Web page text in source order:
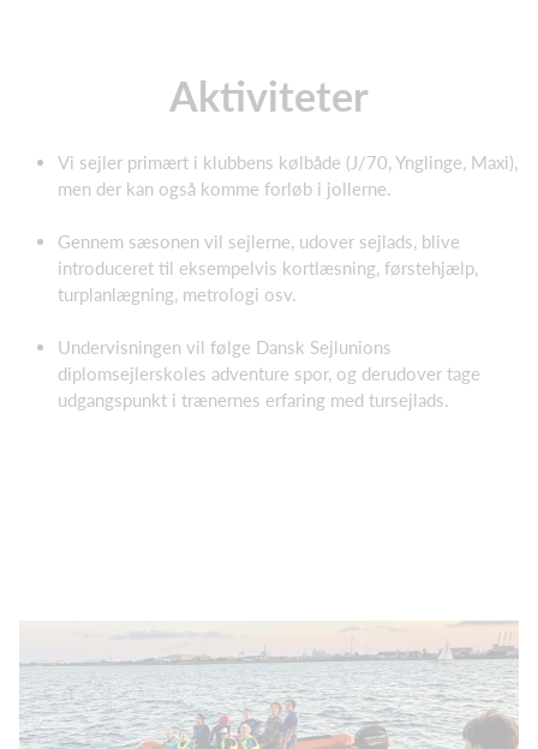
Aktiviteter
Vi sejler primært i klubbens kølbåde (J/70, Ynglinge, Maxi),
men der kan også komme forløb i jollerne.
Gennem sæsonen vil sejlerne, udover sejlads, blive
introduceret til eksempelvis kortlæsning, førstehjælp,
turplanlægning, metrologi osv.
Undervisningen vil følge Dansk Sejlunions
diplomsejlerskoles adventure spor, og derudover tage
udgangspunkt i trænernes erfaring med tursejlads.